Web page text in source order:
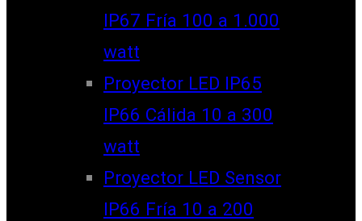
IP67 Fría 100 a 1.000
watt
Proyector LED IP65
IP66 Cálida 10 a 300
watt
Proyector LED Sensor
IP66 Fría 10 a 200